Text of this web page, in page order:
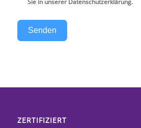
Sie in unserer Datenschutzerklärung.
Senden
ZERTIFIZIERT